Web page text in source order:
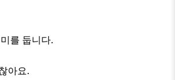
를 둡니다.
아요.